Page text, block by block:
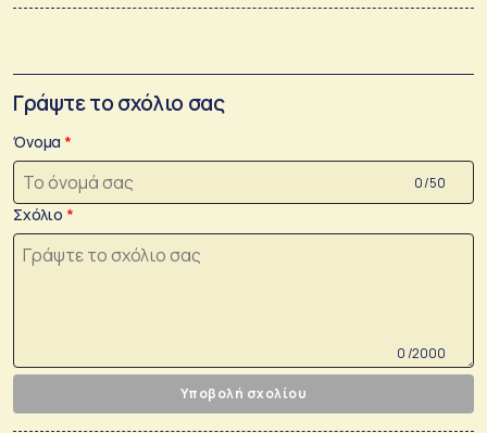
Γράψτε το σχόλιο σας
Όνομα
0 /50
Σχόλιο
0 /2000
Υποβολή σχολίου